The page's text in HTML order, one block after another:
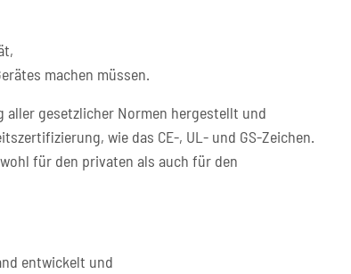
machen müssen.
aller gesetzlicher Normen hergestellt und
wie das CE-, UL- und GS-Zeichen.
für den privaten als auch für den
entwickelt und